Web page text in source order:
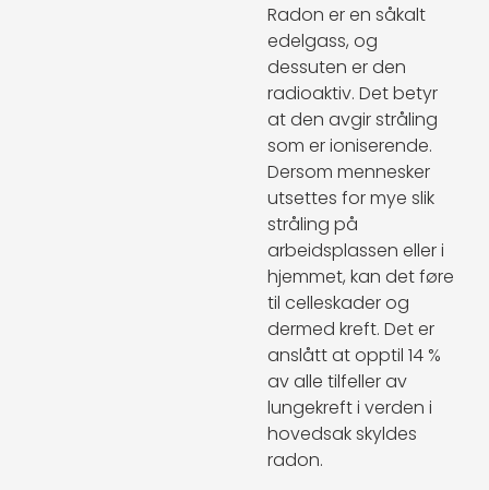
Radon er en såkalt
edelgass, og
dessuten er den
radioaktiv. Det betyr
at den avgir stråling
som er ioniserende.
Dersom mennesker
utsettes for mye slik
stråling på
arbeidsplassen eller i
hjemmet, kan det føre
til celleskader og
dermed kreft. Det er
anslått at opptil 14 %
av alle tilfeller av
lungekreft i verden i
hovedsak skyldes
radon.